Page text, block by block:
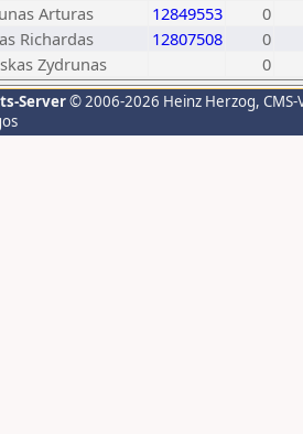
Arturas 12849553
0
Richardas 12807508
0
Zydrunas 0
Server© 2006-2026 Heinz Herzog,